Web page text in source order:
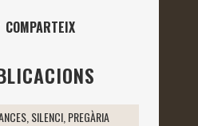
COMPARTEIX
SILENCI, PREGÀRIA